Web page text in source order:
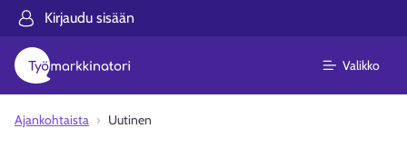
Kirjaudu sisään
Valikko
Ajankohtaista Uutinen